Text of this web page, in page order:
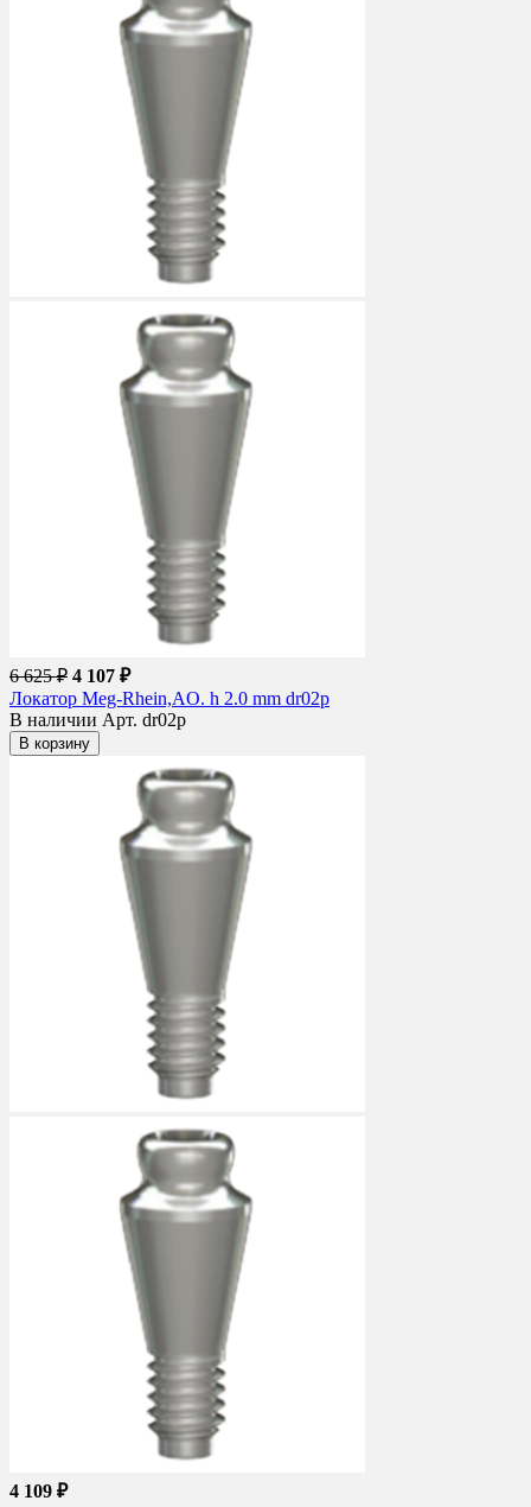
6 625 ₽ 4 107 ₽
Локатор Meg-Rhein,AO. h 2.0 mm dr02p
В наличии Арт. dr02p
В корзину
4 109 ₽